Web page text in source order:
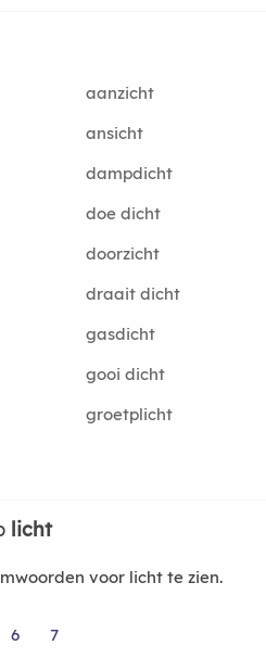
aanzicht
ansicht
dampdicht
doe dicht
doorzicht
draait dicht
gasdicht
gooi dicht
groetplicht
licht
voor licht te zien.
6 7